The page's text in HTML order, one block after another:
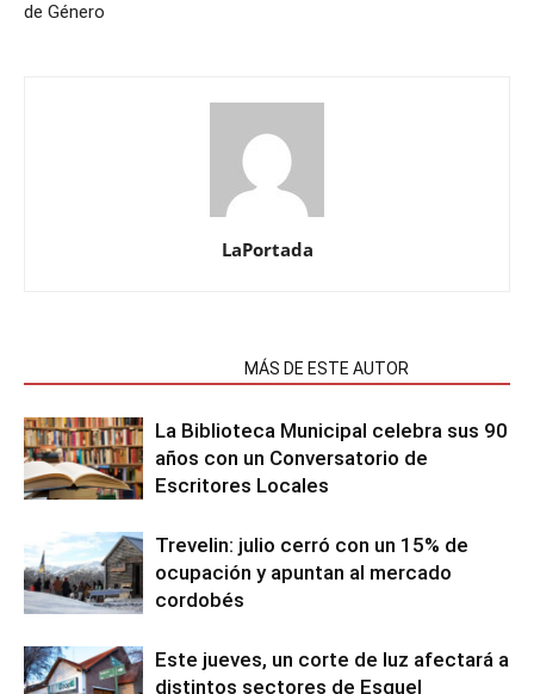
de Género
LaPortada
MÁS DE ESTE AUTOR
La Biblioteca Municipal celebra sus 90
años con un Conversatorio de
Escritores Locales
Trevelin: julio cerró con un 15% de
ocupación y apuntan al mercado
cordobés
Este jueves, un corte de luz afectará a
distintos sectores de Esquel